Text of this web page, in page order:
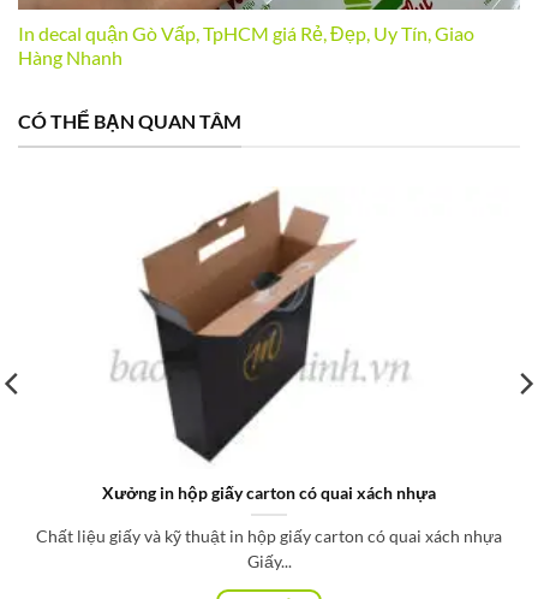
In decal quận Gò Vấp, TpHCM giá Rẻ, Đẹp, Uy Tín, Giao
Hàng Nhanh
CÓ THỂ BẠN QUAN TÂM
xách nhựa
In khay giấy trưng bày sản phẩm tại
Bao bì Quốc Thịnh, đơn vị chuyên cung cấp, sản